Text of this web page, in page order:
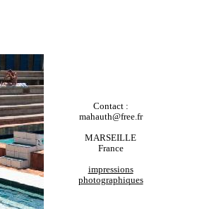
Contact :
mahauth@free.fr
MARSEILLE
France
impressions
photographiques